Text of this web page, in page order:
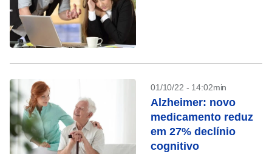
01/10/22 - 14:02min
Alzheimer: novo
medicamento reduz
em 27% declínio
cognitivo